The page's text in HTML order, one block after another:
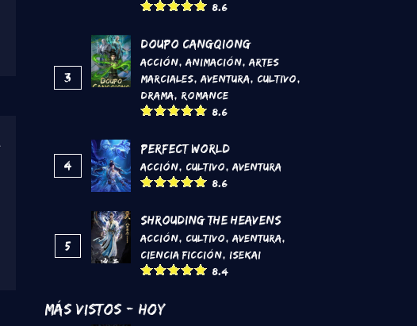
8.6
3
DouPo Cangqiong
Acción,Animación,Artes
marciales,Aventura, Cultivo,
Drama, Romance
8.6
4
Perfect World
Acción, Cultivo,Aventura
8.6
5
Shrouding the Heavens
Acción, Cultivo,Aventura,
Ciencia Ficción, Isekai
8.4
Más Vistos - Hoy